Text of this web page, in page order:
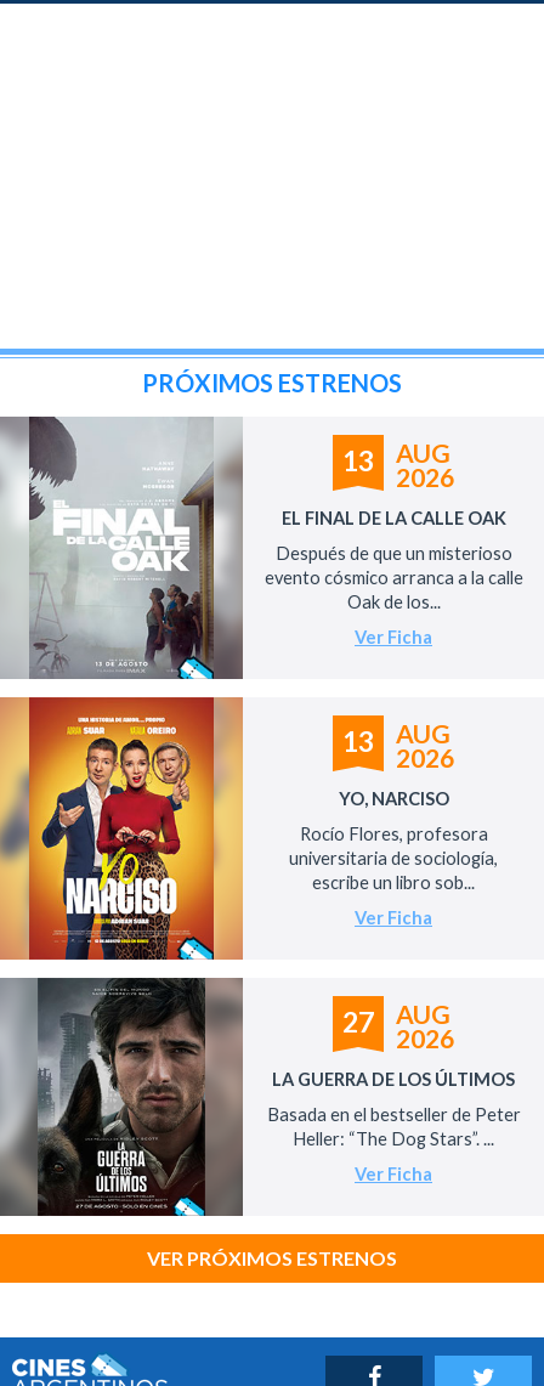
PRÓXIMOS ESTRENOS
13
AUG
2026
EL FINAL DE LA CALLE OAK
Después de que un misterioso
evento cósmico arranca a la calle
Oak de los...
Ver Ficha
13
AUG
2026
YO, NARCISO
Rocío Flores, profesora
universitaria de sociología,
escribe un libro sob...
Ver Ficha
27
AUG
2026
LA GUERRA DE LOS ÚLTIMOS
Basada en el bestseller de Peter
Heller: “The Dog Stars”. ...
Ver Ficha
VER PRÓXIMOS ESTRENOS